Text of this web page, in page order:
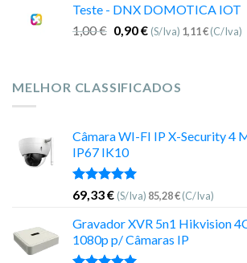
Teste - DNX DOMOTICA IOT
1,00€ 0,90€ (S/Iva) 1,11€(C/Iva)
MELHOR CLASSIFICADOS
Câmara WI-FI IP X-Security 4
IP67 IK10
Avaliação
5.00
de 5
69,33€ (S/Iva) 85,28€(C/Iva)
Gravador XVR 5n1 Hikvision
1080p p/ Câmaras IP